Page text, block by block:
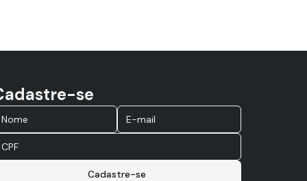
se
Cadastre-se